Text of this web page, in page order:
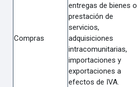
Compras
entregas de bienes o
prestación de
servicios,
adquisiciones
intracomunitarias,
importaciones y
exportaciones a
efectos de IVA.